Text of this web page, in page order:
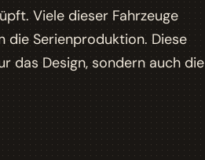
Viele dieser Fahrzeuge
die Serienproduktion. Diese
das Design, sondern auch die